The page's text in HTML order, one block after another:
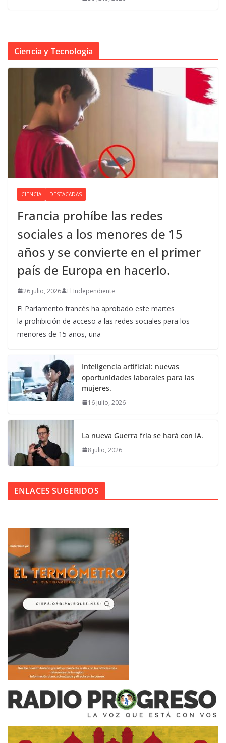
Ciencia y Tecnología
CIENCIA DESTACADAS
Francia prohíbe las redes
sociales a los menores de 15
años y se convierte en el primer
país de Europa en hacerlo.
26 julio, 2026 El Independiente
El Parlamento francés ha aprobado este martes
la prohibición de acceso a las redes sociales para los
menores de 15 años, una
Inteligencia artificial: nuevas
oportunidades laborales para las
mujeres.
16 julio, 2026
La nueva Guerra fría se hará con IA.
8 julio, 2026
ENLACES SUGERIDOS